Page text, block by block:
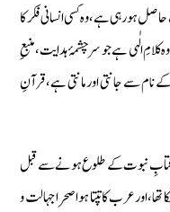
ہو رہی ہے، وہ کسی انسانی فکر کا
کلامِ الٰہی ہے جو سرچشمۂ ہدایت، منبعِ
نام سے جانتی اور مانتی ہے، قرآنِ
نبوت کے طلوع ہونے سے قبل
اور عرب کا تپتا ہوا صحرا جہالت و